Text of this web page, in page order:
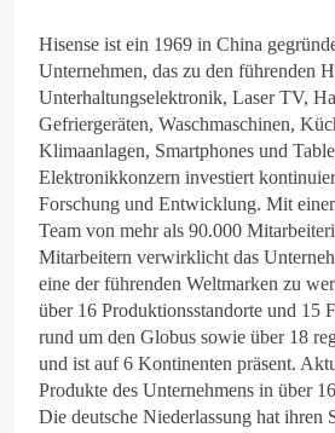
Hisense ist ein 1969 in China
Unternehmen, das zu den führenden
Unterhaltungselektronik, Laser TV,
Gefriergeräten, Waschmaschinen,
Klimaanlagen, Smartphones und
Elektronikkonzern investiert
Forschung und Entwicklung. Mit
Team von mehr als 90.000
Mitarbeitern verwirklicht das
eine der führenden Weltmarken zu
über 16 Produktionsstandorte und 15
rund um den Globus sowie über 18
und ist auf 6 Kontinenten präsent.
Produkte des Unternehmens in über
Die deutsche Niederlassung hat ihren